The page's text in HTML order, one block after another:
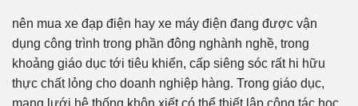
nên mua xe đạp điện hay xe máy điện đang được vận
dụng công trình trong phần đông nghành nghề, trong
khoảng giáo dục tới tiêu khiển, cấp siêng sóc rất hi hữu
thực chất lỏng cho doanh nghiệp hàng. Trong giáo dục,